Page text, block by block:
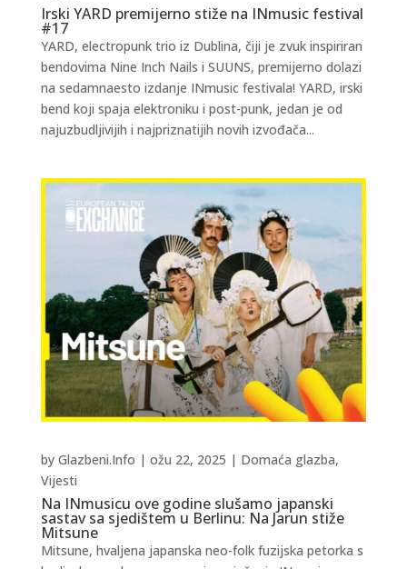
Irski YARD premijerno stiže na INmusic festival
#17
YARD, electropunk trio iz Dublina, čiji je zvuk inspiriran
bendovima Nine Inch Nails i SUUNS, premijerno dolazi
na sedamnaesto izdanje INmusic festivala! YARD, irski
bend koji spaja elektroniku i post-punk, jedan je od
najuzbudljivijih i najpriznatijih novih izvođača...
Na INmusicu ove godine slušamo japanski
sastav sa sjedištem u Berlinu: Na Jarun stiže
Mitsune
by Glazbeni.Info | ožu 22, 2025 | Domaća glazba,
Vijesti
Mitsune, hvaljena japanska neo-folk fuzijska petorka s